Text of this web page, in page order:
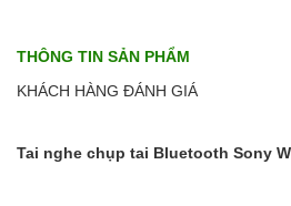
THÔNG TIN SẢN PHẨM
KHÁCH HÀNG ĐÁNH GIÁ
Tai nghe chụp tai Bluetooth Sony